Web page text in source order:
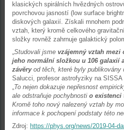
klasických spirálních hvězdných
povrchovou jasností (low surface
diskových galaxií. Získali mnohem
vztah, který kromě celkového
složky rovněž zahrnuje galaktický
„Studovali jsme vzájemný vztah mezi
jeho normální složkou u 106 galaxií
závěry od těch, které byly publikovány
Salucci, profesor astrofyziky na
„To nejen dokazuje nepřesnost
ale odstraňuje pochybnosti o existenci
Kromě toho nový nalezený vztah by
informace k pochopení podstaty této
Zdroj: https://phys.org/news/2019-04-